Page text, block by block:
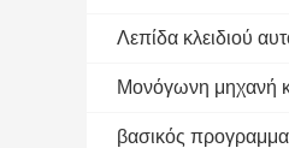
Λεπίδα κλειδιού
Μονόγωνη μηχανή
βασικός